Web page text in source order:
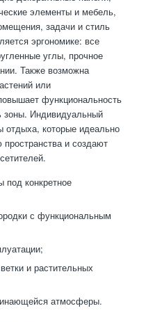
элементы и мебель,
задачи и стиль
эргономике: все
углы, прочное
Также возможна
или
функциональность
зоны. Индивидуальный
отдыха, которые идеально
и создают
под конкретное
с функциональным
и растительных
атмосферы.